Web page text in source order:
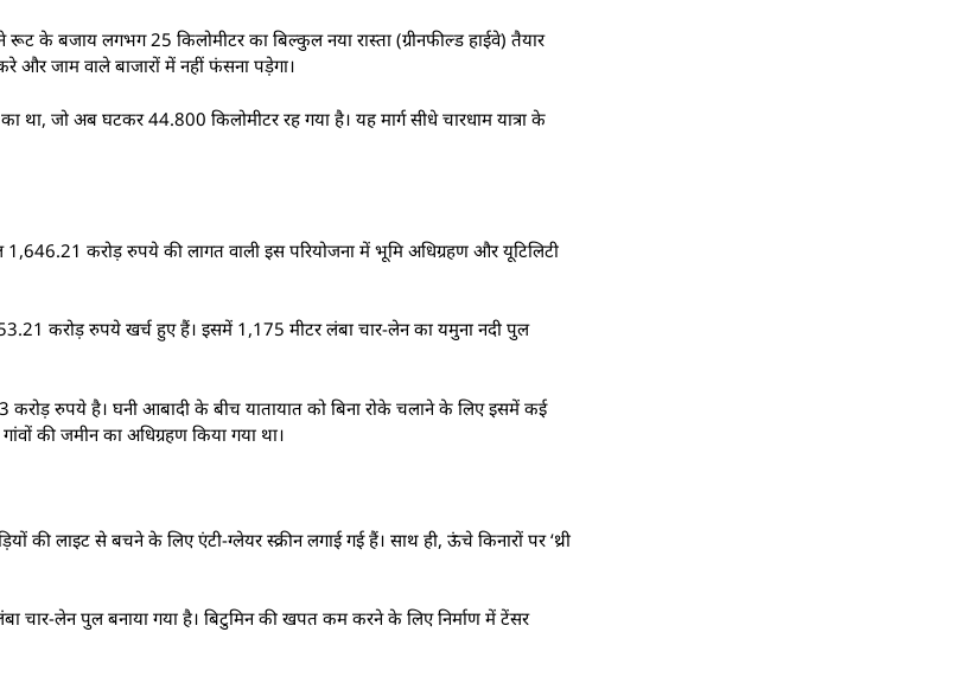
के बजाय लगभग 25 किलोमीटर का बिल्कुल नया रास्ता (ग्रीनफील्ड हाईवे) तैयार
और जाम वाले बाजारों में नहीं फंसना पड़ेगा।
जो अब घटकर 44.800 किलोमीटर रह गया है। यह मार्ग सीधे चारधाम यात्रा के
करोड़ रुपये की लागत वाली इस परियोजना में भूमि अधिग्रहण और यूटिलिटी
करोड़ रुपये खर्च हुए हैं। इसमें 1,175 मीटर लंबा चार-लेन का यमुना नदी पुल
रुपये है। घनी आबादी के बीच यातायात को बिना रोके चलाने के लिए इसमें कई
की जमीन का अधिग्रहण किया गया था।
की लाइट से बचने के लिए एंटी-ग्लेयर स्क्रीन लगाई गई हैं। साथ ही, ऊंचे किनारों पर ‘थ्री
चार-लेन पुल बनाया गया है। बिटुमिन की खपत कम करने के लिए निर्माण में टेंसर